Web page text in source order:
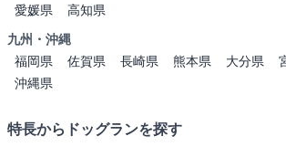
愛媛県
高知県
九州・沖縄
福岡県
佐賀県 長崎県 熊本県 大分県
沖縄県
特長からドッグランを探す